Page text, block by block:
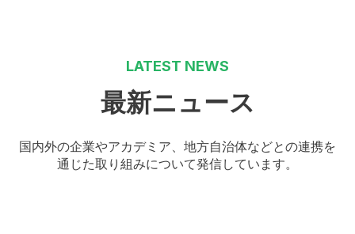
LATEST NEWS
最新ニュース
国内外の企業やアカデミア、地方自治体などとの連携を
通じた取り組みについて発信しています。